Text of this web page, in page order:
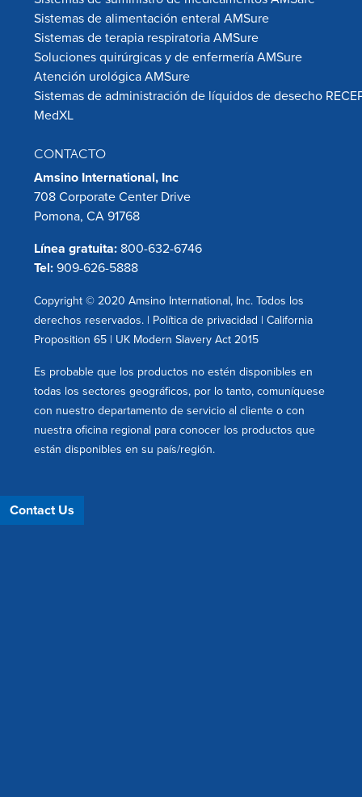
Sistemas de alimentación enteral AMSure
Sistemas de terapia respiratoria AMSure
Soluciones quirúrgicas y de enfermería AMSure
Atención urológica AMSure
Sistemas de administración de líquidos de desecho
MedXL
CONTACTO
Amsino International, Inc
708 Corporate Center Drive
Pomona, CA 91768
Línea gratuita: 800-632-6746
Tel: 909-626-5888
Copyright © 2020 Amsino International, Inc. Todos los
derechos reservados. | Política de privacidad | California
Proposition 65 | UK Modern Slavery Act 2015
Es probable que los productos no estén disponibles en
todas los sectores geográficos, por lo tanto, comuníquese
con nuestro departamento de servicio al cliente o con
nuestra oficina regional para conocer los productos que
están disponibles en su país/región.
Contact Us